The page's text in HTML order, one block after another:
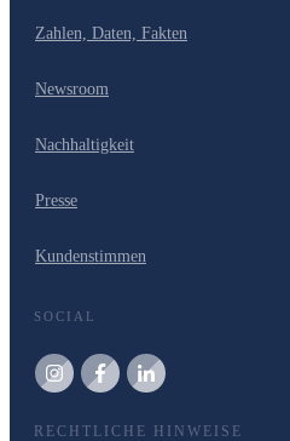
Zahlen, Daten, Fakten
Newsroom
Nachhaltigkeit
Presse
Kundenstimmen
SOCIAL
RECHTLICHE HINWEISE